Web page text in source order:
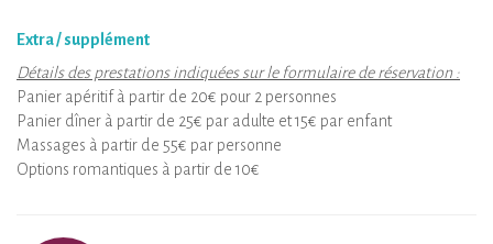
Extra / supplément
Détails des prestations indiquées sur le formulaire de réservation :
Panier apéritif à partir de 20€ pour 2 personnes
Panier dîner à partir de 25€ par adulte et 15€ par enfant
Massages à partir de 55€ par personne
Options romantiques à partir de 10€